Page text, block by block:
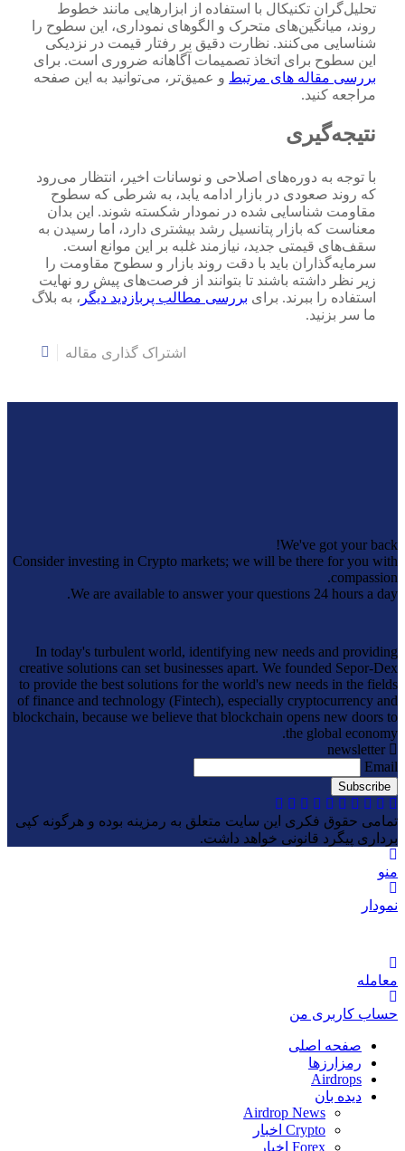
تحلیل‌گران تکنیکال با استفاده از ابزارهایی مانند خطوط
روند، میانگین‌های متحرک و الگوهای نموداری، این سطوح را
شناسایی می‌کنند. نظارت دقیق بر رفتار قیمت در نزدیکی
این سطوح برای اتخاذ تصمیمات آگاهانه ضروری است. برای
بررسی مقاله های مرتبطو عمیق‌تر، می‌توانید به این صفحه
مراجعه کنید.
نتیجه‌گیری
با توجه به دوره‌های اصلاحی و نوسانات اخیر، انتظار می‌رود
که روند صعودی در بازار ادامه یابد، به شرطی که سطوح
مقاومت شناسایی شده در نمودار شکسته شوند. این بدان
معناست که بازار پتانسیل رشد بیشتری دارد، اما رسیدن به
سقف‌های قیمتی جدید، نیازمند غلبه بر این موانع است.
سرمایه‌گذاران باید با دقت روند بازار و سطوح مقاومت را
زیر نظر داشته باشند تا بتوانند از فرصت‌های پیش رو نهایت
استفاده را ببرند. برای بررسی مطالب پربازدید دیگر ، به بلاگ
ما سر بزنید.
اشتراک گذاری مقاله
اشتراک
We've got your back!
Consider investing in Crypto markets; we will be there for you with
compassion.
We are available to answer your questions 24 hours a day.
In today's turbulent world, identifying new needs and providing
creative solutions can set businesses apart. We founded Sepor-Dex
to provide the best solutions for the world's new needs in the fields
of finance and technology (Fintech), especially cryptocurrency and
blockchain, because we believe that blockchain opens new doors to
the global economy.
newsletter
Email
تمامی حقوق فکری این سایت متعلق به رمزینه بوده و هرگونه کپی
برداری پیگرد قانونی خواهد داشت.
منو
نمودار
معامله
حساب کاربری من
صفحه اصلی
رمزارزها
Airdrops
دیده بان
Airdrop News
Crypto اخبار
Forex اخبار